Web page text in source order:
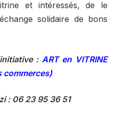
et intéressés, de le
solidaire de bons
: ART en VITRINE
commerces)
: 06 23 95 36 51